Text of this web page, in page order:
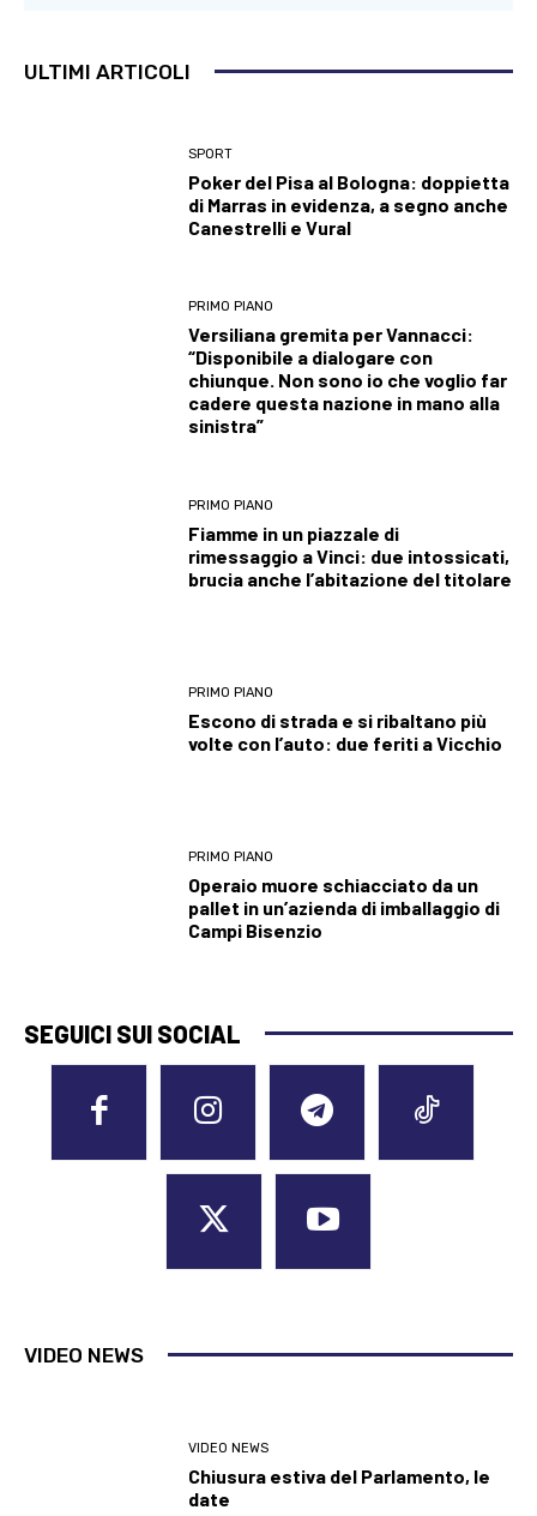
ULTIMI ARTICOLI
SPORT
Poker del Pisa al Bologna: doppietta
di Marras in evidenza, a segno anche
Canestrelli e Vural
PRIMO PIANO
Versiliana gremita per Vannacci:
“Disponibile a dialogare con
chiunque. Non sono io che voglio far
cadere questa nazione in mano alla
sinistra”
PRIMO PIANO
Fiamme in un piazzale di
rimessaggio a Vinci: due intossicati,
brucia anche l’abitazione del titolare
PRIMO PIANO
Escono di strada e si ribaltano più
volte con l’auto: due feriti a Vicchio
PRIMO PIANO
Operaio muore schiacciato da un
pallet in un’azienda di imballaggio di
Campi Bisenzio
SEGUICI SUI SOCIAL
VIDEO NEWS
VIDEO NEWS
Chiusura estiva del Parlamento, le
date